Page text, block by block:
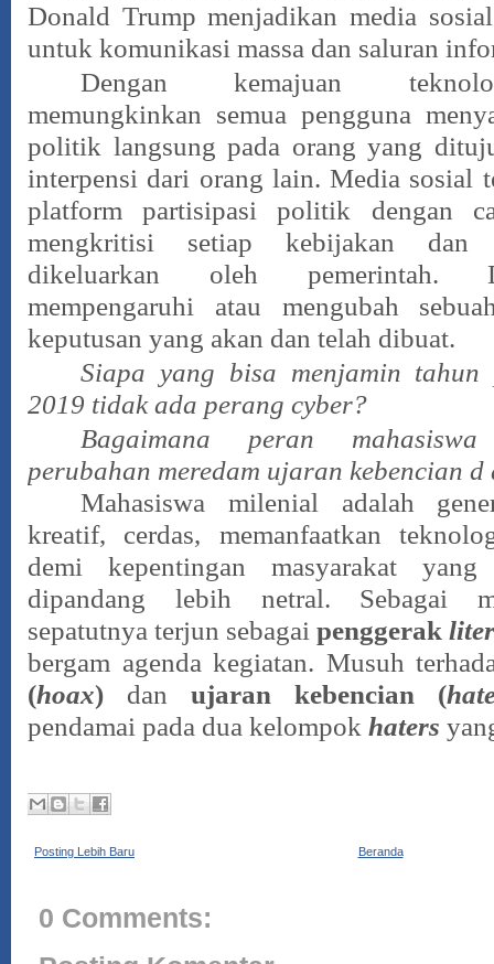
Donald Trump menjadikan media
untuk komunikasi massa dan saluran
Dengan kemajuan
memungkinkan semua pengguna
politik langsung pada orang yang
interpensi dari orang lain. Media sosial
platform partisipasi politik dengan
mengkritisi setiap kebijakan dan
dikeluarkan oleh pemerintah.
mempengaruhi atau mengubah
keputusan yang akan dan telah dibuat.
Siapa yang bisa menjamin
2019 tidak ada perang cyber?
Bagaimana peran
perubahan meredam ujaran kebencian d
Mahasiswa milenial adalah
kreatif, cerdas, memanfaatkan
demi kepentingan masyarakat
dipandang lebih netral. Sebagai
sepatutnya terjun sebagai penggerak
bergam agenda kegiatan. Musuh
(hoax) dan ujaran kebencian (
pendamai pada dua kelompok haters
Posting Lebih Baru Beranda
0 Comments: